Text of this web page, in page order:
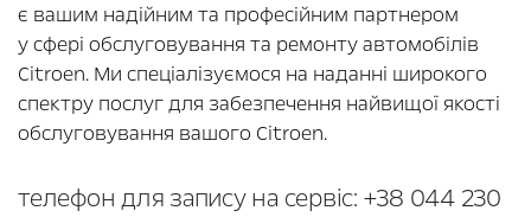
є вашим надійним та професійним партнером
у сфері обслуговування та ремонту автомобілів
Citroen. Ми спеціалізуємося на наданні широкого
спектру послуг для забезпечення найвищої якості
обслуговування вашого Citroen.
телефон для запису на сервіс: +38 044 230